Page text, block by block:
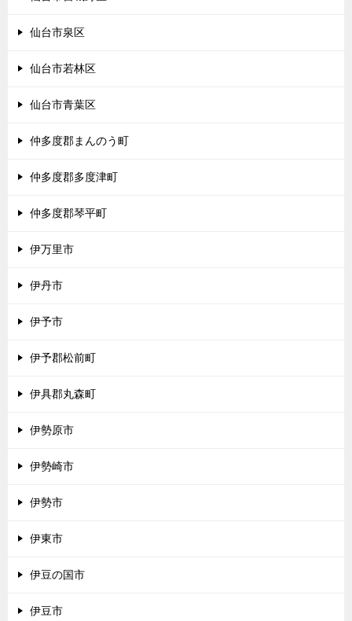
仙台市泉区
仙台市若林区
仙台市青葉区
仲多度郡まんのう町
仲多度郡多度津町
仲多度郡琴平町
伊万里市
伊丹市
伊予市
伊予郡松前町
伊具郡丸森町
伊勢原市
伊勢崎市
伊勢市
伊東市
伊豆の国市
伊豆市